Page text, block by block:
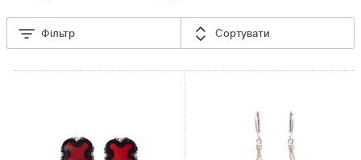
Фільтр Сортувати